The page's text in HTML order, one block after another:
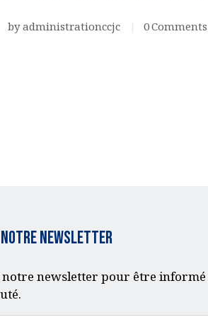
by administrationccjc 0Comments
notre Newsletter
newsletter pour être